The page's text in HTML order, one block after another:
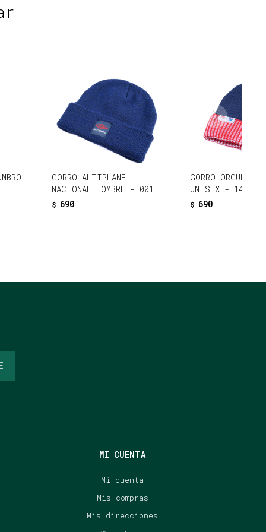
GORRO ALTIPLANE
NACIONAL HOMBRE - 001
$ 690
GORRO ORGULLO
UNISEX - 149
$ 690
MI CUENTA
Mi cuenta
Mis compras
Mis direcciones